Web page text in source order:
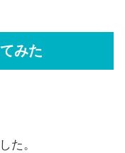
みた
た。